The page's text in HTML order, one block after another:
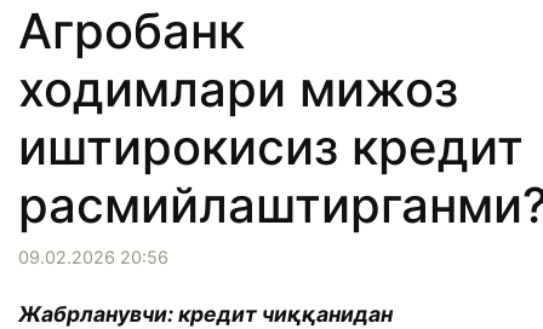
Агробанк
ходимлари мижоз
иштирокисиз кредит
09.02.2026 20:56
Жабрланувчи: кредит чиққанидан